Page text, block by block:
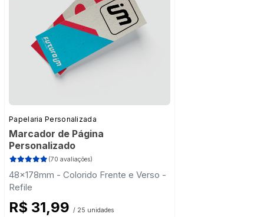
Papelaria Personalizada
Marcador de Página
Personalizado
(70 avaliações)
48x178mm - Colorido Frente e Verso -
Refile
R$ 31,99 / 25 unidades